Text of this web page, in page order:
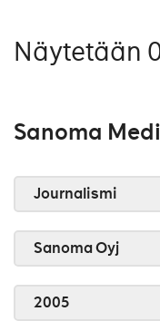
Näytetään
Sanoma
Journalismi
Sanoma Oyj
2005